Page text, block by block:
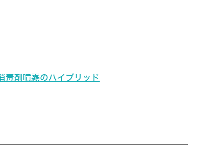
剤噴霧のハイブリッド